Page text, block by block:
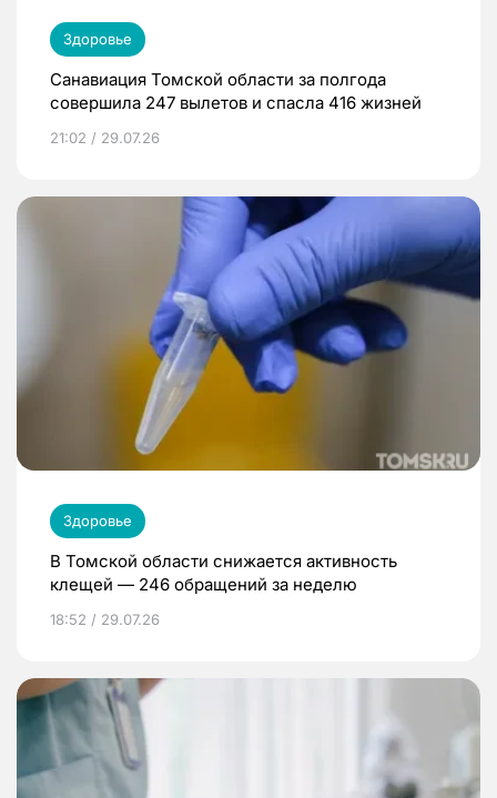
Здоровье
Санавиация Томской области за полгода
совершила 247 вылетов и спасла 416 жизней
21:02 / 29.07.26
Здоровье
В Томской области снижается активность
клещей — 246 обращений за неделю
18:52 / 29.07.26